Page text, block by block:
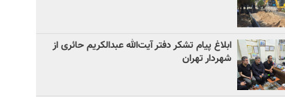
ابلاغ پیام تشکر دفتر آیت‌الله عبدالکریم حائری از
شهردار تهران